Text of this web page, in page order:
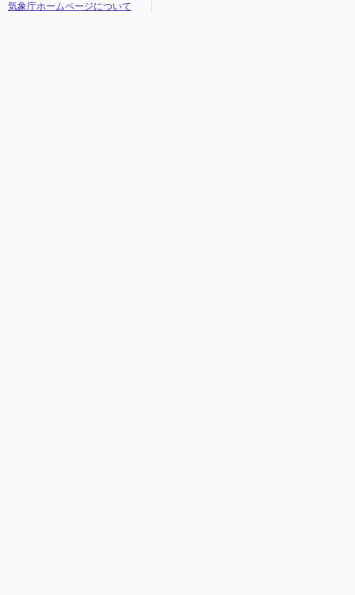
気象庁ホームページについて